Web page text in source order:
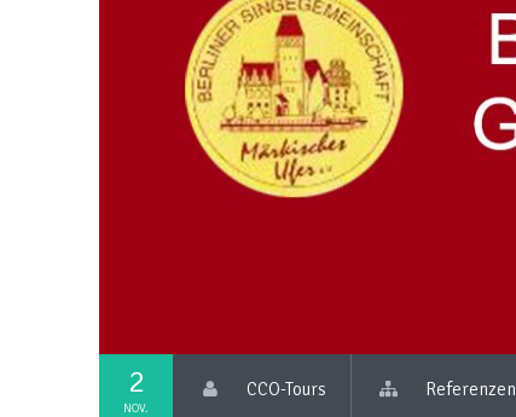
2
NOV.
CCO-Tours Referenzen